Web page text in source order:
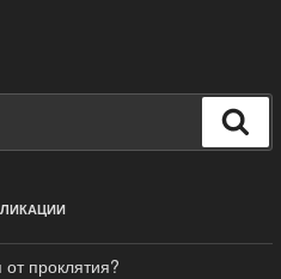
от проклятия?